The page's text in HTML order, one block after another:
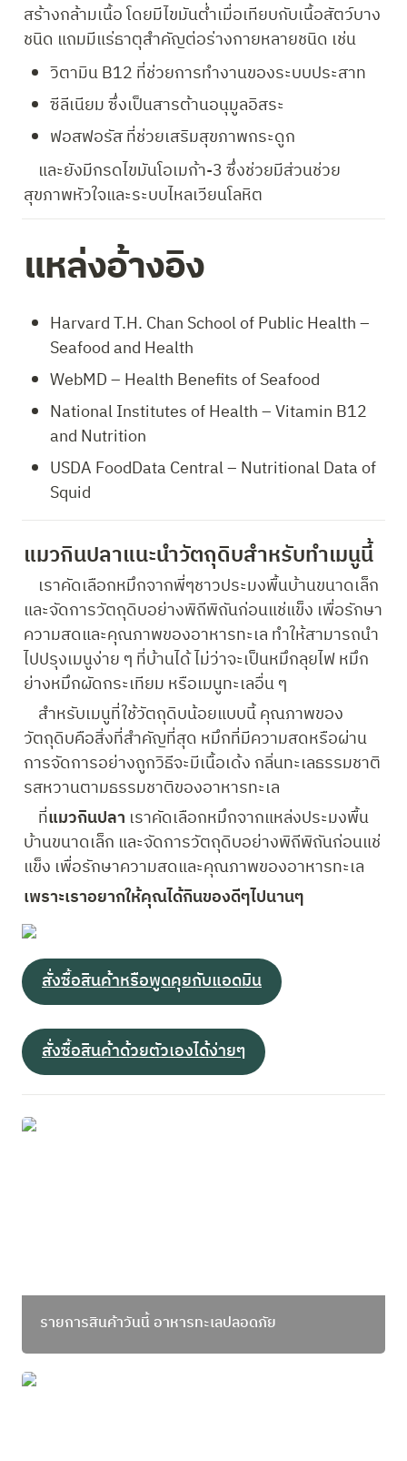
สร้างกล้ามเนื้อ โดยมีไขมันต่ำเมื่อเทียบกับเนื้อสัตว์บาง
ชนิด แถมมีแร่ธาตุสำคัญต่อร่างกายหลายชนิด เช่น
วิตามิน B12 ที่ช่วยการทำงานของระบบประสาท
ซีลีเนียม ซึ่งเป็นสารต้านอนุมูลอิสระ
ฟอสฟอรัส ที่ช่วยเสริมสุขภาพกระดูก
สุขภาพหัวใจและระบบไหลเวียนโลหิต
แหล่งอ้างอิง
Harvard T.H. Chan School of Public Health –
Seafood and Health
WebMD – Health Benefits of Seafood
National Institutes of Health – Vitamin B12
and Nutrition
USDA FoodData Central – Nutritional Data of
Squid
แมวกินปลาแนะนำวัตถุดิบสำหรับทำเมนูนี้
และจัดการวัตถุดิบอย่างพิถีพิถันก่อนแช่แข็ง เพื่อรักษา
ความสดและคุณภาพของอาหารทะเล ทำให้สามารถนำ
ไปปรุงเมนูง่าย ๆ ที่บ้านได้ ไม่ว่าจะเป็นหมึกลุยไฟ หมึก
ย่างหมึกผัดกระเทียม หรือเมนูทะเลอื่น ๆ
วัตถุดิบคือสิ่งที่สำคัญที่สุด หมึกที่มีความสดหรือผ่าน
การจัดการอย่างถูกวิธีจะมีเนื้อเด้ง กลิ่นทะเลธรรมชาติ
รสหวานตามธรรมชาติของอาหารทะเล
    ที่
แมวกินปลา เราคัดเลือกหมึกจากแหล่งประมงพื้น
บ้านขนาดเล็ก และจัดการวัตถุดิบอย่างพิถีพิถันก่อนแช่
แข็ง เพื่อรักษาความสดและคุณภาพของอาหารทะเล
เพราะเราอยากให้คุณได้กินของดีๆไปนานๆ
สั่งซื้อสินค้าหรือพูดคุยกับแอดมิน
สั่งซื้อสินค้าด้วยตัวเองได้ง่ายๆ
รายการสินค้าวันนี้ อาหารทะเลปลอดภัย
รายการสินค้าวันนี้ อาหารทะเลปลอดภัย
แมวชวนทำ-แรปปลามงโฉมงามย่างเกลือ แป้งใบเหลียง